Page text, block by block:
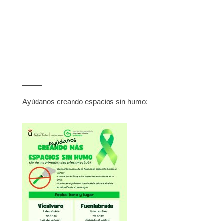
Ayúdanos creando espacios sin humo: